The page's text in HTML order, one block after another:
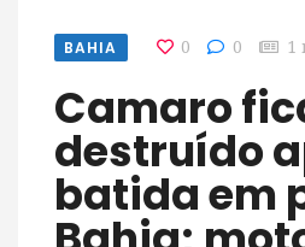
BAHIA 0 0 1
Camaro fica
destruído
batida em